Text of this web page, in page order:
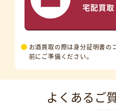
宅配買取
お酒買取の際は身分証明書の
前にご準備ください。
よくあるご